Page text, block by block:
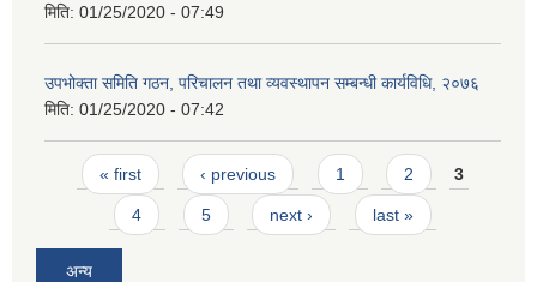
मिति: 01/25/2020 - 07:49
उपभोक्ता समिति गठन, परिचालन तथा व्यवस्थापन सम्बन्धी कार्यविधि, २०७६
मिति: 01/25/2020 - 07:42
Pages
« first ‹ previous 1 2 3
4 5 next › last »
अन्य